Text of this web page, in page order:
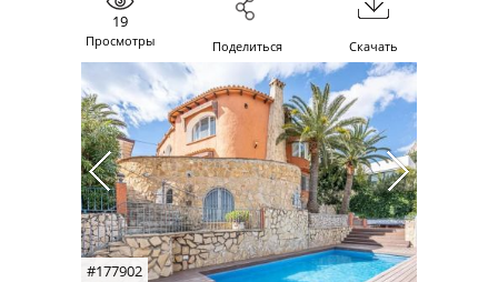
19
Просмотры Поделиться Скачать
#177902